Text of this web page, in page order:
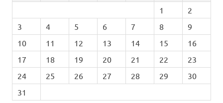
1
2
3
4 5 6 7 8
9
10
11 12 13 14 15
16
17
18 19 20 21 22
23
24
25 26 27 28 29
30
31